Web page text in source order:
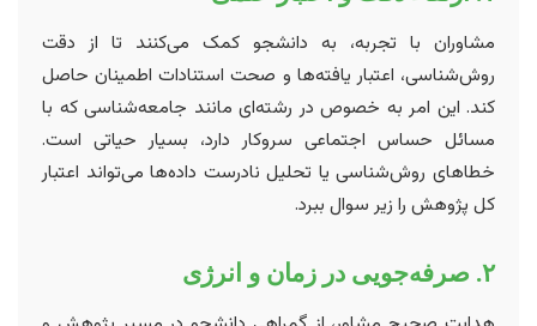
مشاوران با تجربه، به دانشجو کمک می‌کنند تا از دقت
روش‌شناسی، اعتبار یافته‌ها و صحت استنادات اطمینان حاصل
کند. این امر به خصوص در رشته‌ای مانند جامعه‌شناسی که با
مسائل حساس اجتماعی سروکار دارد، بسیار حیاتی است.
خطاهای روش‌شناسی یا تحلیل نادرست داده‌ها می‌تواند اعتبار
کل پژوهش را زیر سوال ببرد.
۲. صرفه‌جویی در زمان و انرژی